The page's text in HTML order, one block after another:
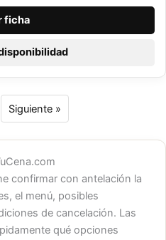
ficha
Siguiente »
confirmar con antelación la
el menú, posibles
de cancelación. Las
qué opciones